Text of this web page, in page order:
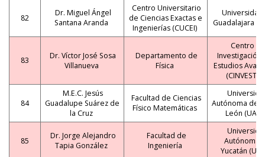
82
Dr. Miguel Ángel
Santana Aranda
Centro Universitario
de Ciencias Exactas e
Ingenierías (CUCEI)
Guadalajara
83
Dr. Víctor José Sosa
Villanueva
Departamento de
Física
Centro de
Investigación
Estudios
84
M.E.C. Jesús
Guadalupe Suárez de
la Cruz
Facultad de Ciencias
Físico Matemáticas
Autónoma de
León
85
Dr. Jorge Alejandro
Tapia González
Facultad de
Ingeniería
Autónoma
Yucatán